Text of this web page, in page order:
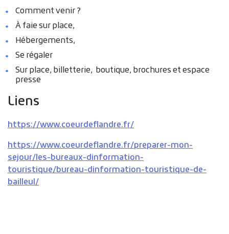
Comment venir ?
À faie sur place,
Hébergements,
Se régaler
Sur place, billetterie, boutique, brochures et espace
presse
Liens
https://www.coeurdeflandre.fr/
https://www.coeurdeflandre.fr/preparer-mon-
sejour/les-bureaux-dinformation-
touristique/bureau-dinformation-touristique-de-
bailleul/